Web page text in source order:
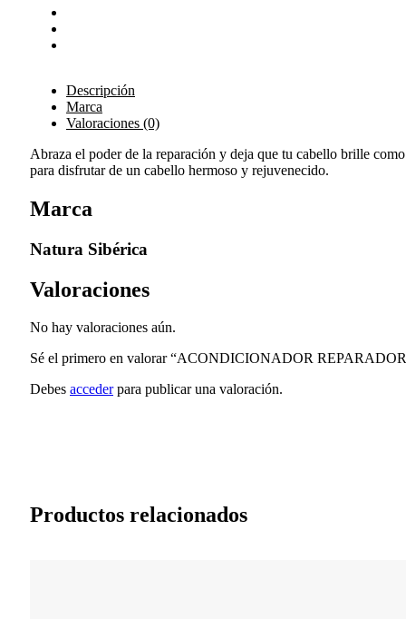
Descripción
Marca
Valoraciones (0)
Abraza el poder de la reparación y deja que tu cabello brille
para disfrutar de un cabello hermoso y rejuvenecido.
Marca
Natura Sibérica
Valoraciones
No hay valoraciones aún.
Sé el primero en valorar “ACONDICIONADOR
Debes accederpara publicar una valoración.
Productos relacionados